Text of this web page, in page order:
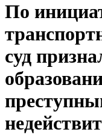
По
суд